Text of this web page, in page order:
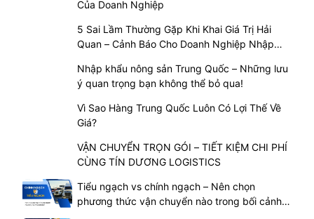
Của Doanh Nghiệp
5 Sai Lầm Thường Gặp Khi Khai Giá Trị Hải
Quan – Cảnh Báo Cho Doanh Nghiệp Nhập
Nhập khẩu nông sản Trung Quốc – Những lưu
ý quan trọng bạn không thể bỏ qua!
Vì Sao Hàng Trung Quốc Luôn Có Lợi Thế Về
Giá?
VẬN CHUYỂN TRỌN GÓI – TIẾT KIỆM CHI PHÍ
CÙNG TÍN DƯƠNG LOGISTICS
Tiểu ngạch vs chính ngạch – Nên chọn
phương thức vận chuyển nào trong bối cảnh